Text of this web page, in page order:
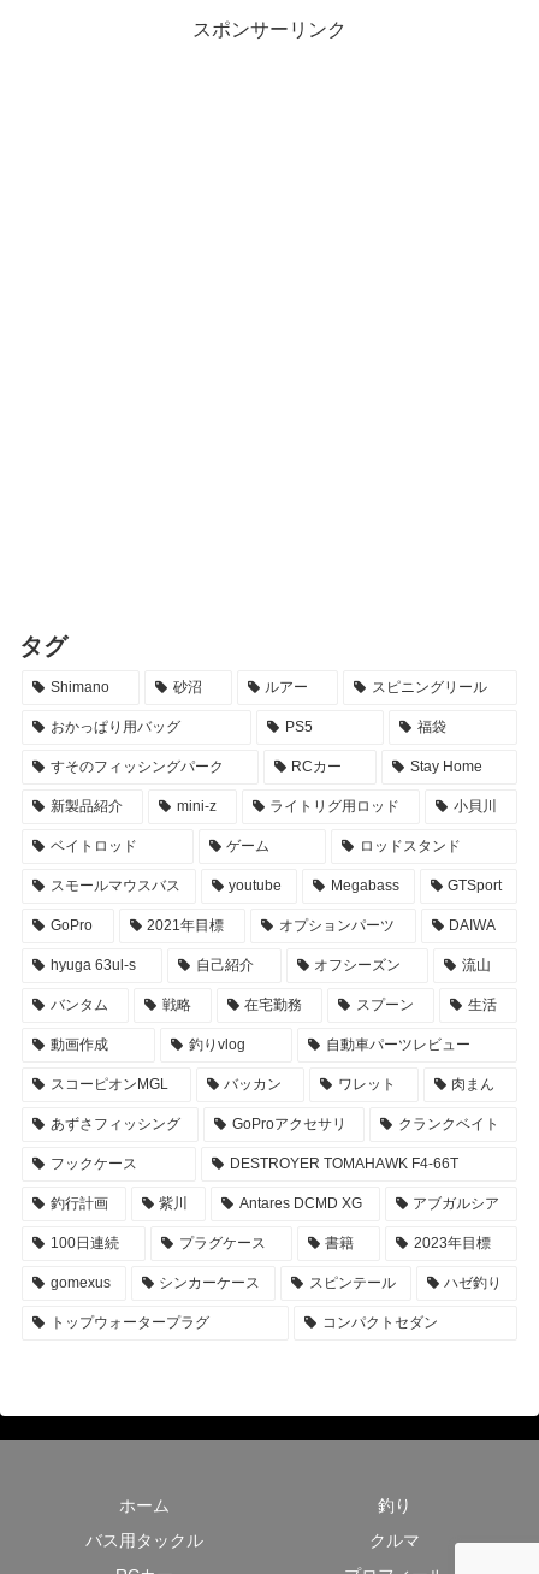
スポンサーリンク
タグ
Shimano 砂沼 ルアー スピニングリール
おかっぱり用バッグ PS5 福袋
すそのフィッシングパーク RCカー Stay Home
新製品紹介 mini-z ライトリグ用ロッド 小貝川
ベイトロッド ゲーム ロッドスタンド
スモールマウスバス youtube Megabass GTSport
GoPro 2021年目標 オプションパーツ DAIWA
hyuga 63ul-s 自己紹介 オフシーズン 流山
バンタム 戦略 在宅勤務 スプーン 生活
動画作成 釣りvlog 自動車パーツレビュー
スコーピオンMGL バッカン ワレット 肉まん
あずさフィッシング GoProアクセサリ クランクベイト
フックケース DESTROYER TOMAHAWK F4-66T
釣行計画 紫川 Antares DCMD XG アブガルシア
100日連続 プラグケース 書籍 2023年目標
gomexus シンカーケース スピンテール ハゼ釣り
トップウォータープラグ コンパクトセダン
ホーム
釣り
バス用タックル
クルマ